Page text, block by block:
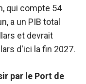
qui compte 54
a un PIB total
et devrait
d'ici la fin 2027.
par le Port de